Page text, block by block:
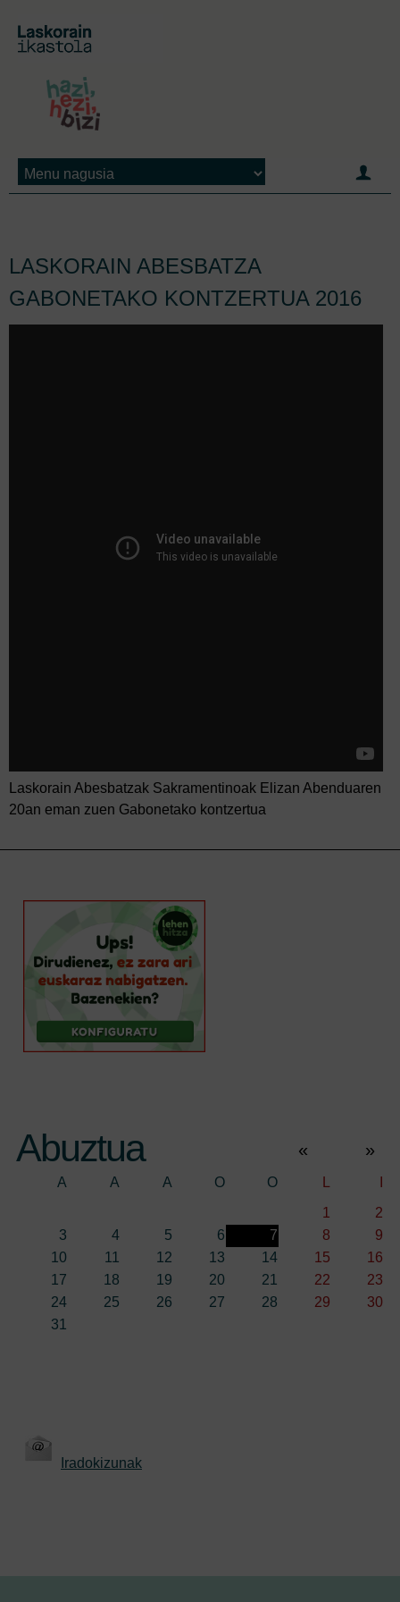
LASKORAIN ABESBATZA
GABONETAKO KONTZERTUA 2016
Laskorain Abesbatzak Sakramentinoak Elizan Abenduaren
20an eman zuen Gabonetako kontzertua
Abuztua « »
A A A O O
1
2
3
4 5 6 7 8
9
10
11 12 13 14 15
16
17
18 19 20 21 22
23
24
25 26 27 28 29
30
31
Iradokizunak